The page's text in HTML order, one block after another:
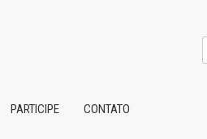
PARTICIPE CONTATO